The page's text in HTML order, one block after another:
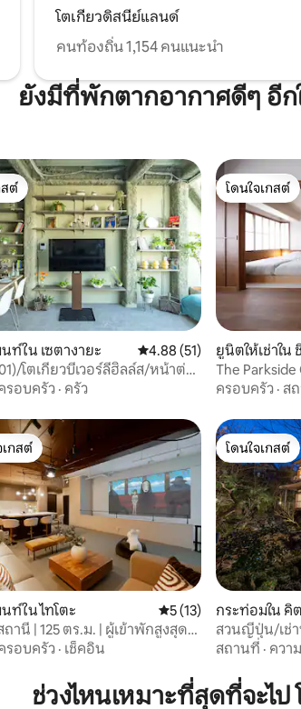
โตเกียวดิสนีย์แลนด์
คนท้องถิ่น 1,154 คนแนะนำ
ยังมีที่พักตากอากาศดีๆ อีก
73 รีวิว
สต์
สต์
ท์ใน เซตางายะ คะแนนเฉลี่ย 4.88 จาก 5, 51
4.88 (51)
โตเกียวบีเวอร์ลีฮิลล์ส/หน้าต่าง
ชิบูย่า/ชินจูกุ/คนดัง/วิวสวย/
รอบครัว · ครัว
โดนใจเกสต์
โดนใจเกสต์
ยูนิตให้เช่าใน
The
เดิร์นและมีสไ
ครอบครัว · ส
40 รีวิว
สต์ที่สุด
เกสต์
ท์ใน ไทโตะ คะแนนเฉลี่ย 5 จาก 5, 13
5 (13)
านี | 125 ตร.ม. | ผู้เข้าพักสูงสุด
ซากุสะ 13 นาที
รอบครัว · เช็คอิน
โดนใจเกสต์
โดนใจเกสต์
กระท่อมใน คิ
สวนญี่ปุ่น/เช่า
สถานที่ · ควา
ช่วงไหนเหมาะที่สุดที่จะไป